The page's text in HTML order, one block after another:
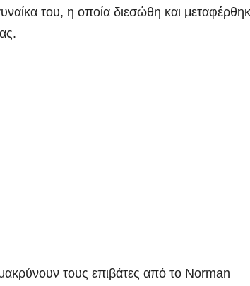
του, η οποία διεσώθη και
τους επιβάτες από το Norman